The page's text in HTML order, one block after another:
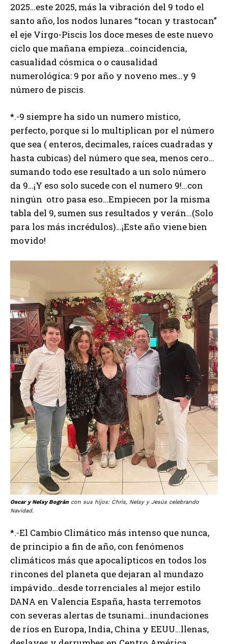
2025…este 2025, más la vibración del 9 todo el
santo año, los nodos lunares “tocan y trastocan”
el eje Virgo-Piscis los doce meses de este nuevo
ciclo que mañana empieza…coincidencia,
casualidad cósmica o o causalidad
numerológica: 9 por año y noveno mes…y 9
número de piscis.
*.-9 siempre ha sido un numero místico,
perfecto, porque si lo multiplican por el número
que sea ( enteros, decimales, raíces cuadradas y
hasta cubicas) del número que sea, menos cero…
sumando todo ese resultado a un solo número
da 9…¡Y eso solo sucede con el numero 9!…con
ningún otro pasa eso…Empiecen por la misma
tabla del 9, sumen sus resultados y verán…(Solo
para los más incrédulos)…¡Este año viene bien
movido!
Oscar y Nelsy Bográncon sus hijos: Chris, Nelsy y Jesús celebrando
Navidad.
*.-El Cambio Climático más intenso que nunca,
de principio a fin de año, con fenómenos
climáticos más que apocalípticos en todos los
rincones del planeta que dejaran al mundazo
impávido…desde torrenciales al mejor estilo
DANA en Valencia España, hasta terremotos
con severas alertas de tsunami…inundaciones
de ríos en Europa, India, China y EEUU…llenas,